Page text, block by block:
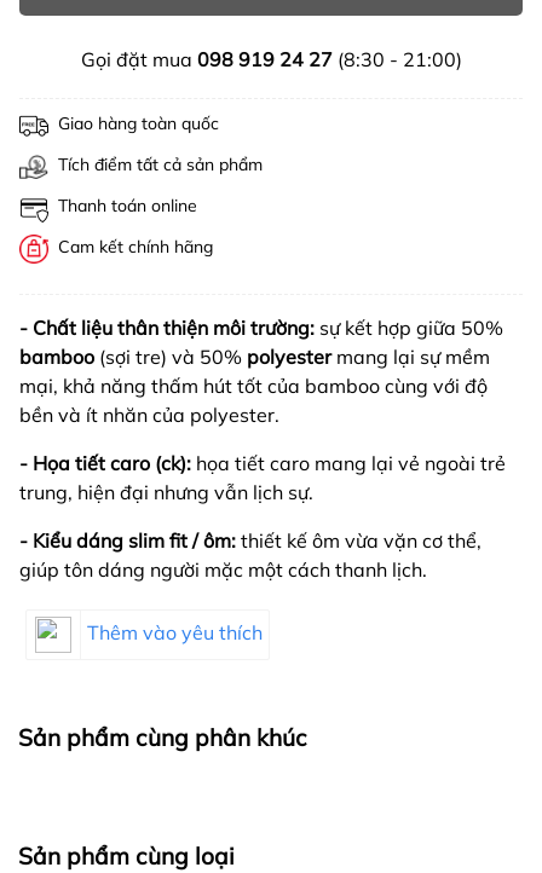
Gọi đặt mua 098 919 24 27(8:30 - 21:00)
Giao hàng toàn quốc
Tích điểm tất cả sản phẩm
Thanh toán online
Cam kết chính hãng
- Chất liệu thân thiện môi trường: sự kết hợp giữa 50%
bamboo (sợi tre) và 50% polyestermang lại sự mềm
mại, khả năng thấm hút tốt của bamboo cùng với độ
bền và ít nhăn của polyester.
- Họa tiết caro (ck): họa tiết caro mang lại vẻ ngoài trẻ
trung, hiện đại nhưng vẫn lịch sự.
- Kiểu dáng slim fit / ôm: thiết kế ôm vừa vặn cơ thể,
giúp tôn dáng người mặc một cách thanh lịch.
Thêm vào yêu thích
Sản phẩm cùng phân khúc
Sản phẩm cùng loại